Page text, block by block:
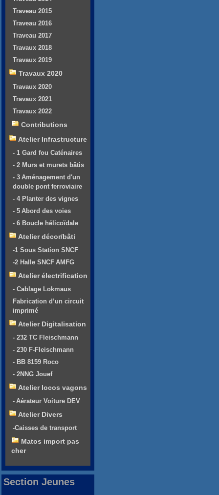
Traveau 2015
Traveau 2016
Traveau 2017
Travaux 2018
Travaux 2019
Travaux 2020
Travaux 2020
Travaux 2021
Travaux 2022
Contributions
Atelier Infrastructure
- 1 Gard fou Caténaires
- 2 Murs et murets bâtis
- 3 Aménagement d'un
double pont ferroviaire
- 4 Planter des vignes
- 5 Abord des voies
- 6 Boucle hélicoïdale
Atelier décor/bâti
-1 Sous Station SNCF
-2 Halle SNCF AMFG
Atelier électrification
- Cablage Lokmaus
Fabrication d’un circuit
imprimé
Atelier Digitalisation
- 232 TC Fleischmann
- 230 F-Fleischmann
- BB 8159 Roco
- 2NNG Jouef
Atelier locos vagons
- Aérateur Voiture DEV
Atelier Divers
-Caisses de transport
Matos import pas
cher
Section Jeunes